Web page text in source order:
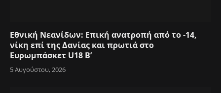
Εθνική Νεανίδων: Επική ανατροπή από το -14,
νίκη επί της Δανίας και πρωτιά στο
Ευρωμπάσκετ U18 Β’
5 Αυγούστου, 2026